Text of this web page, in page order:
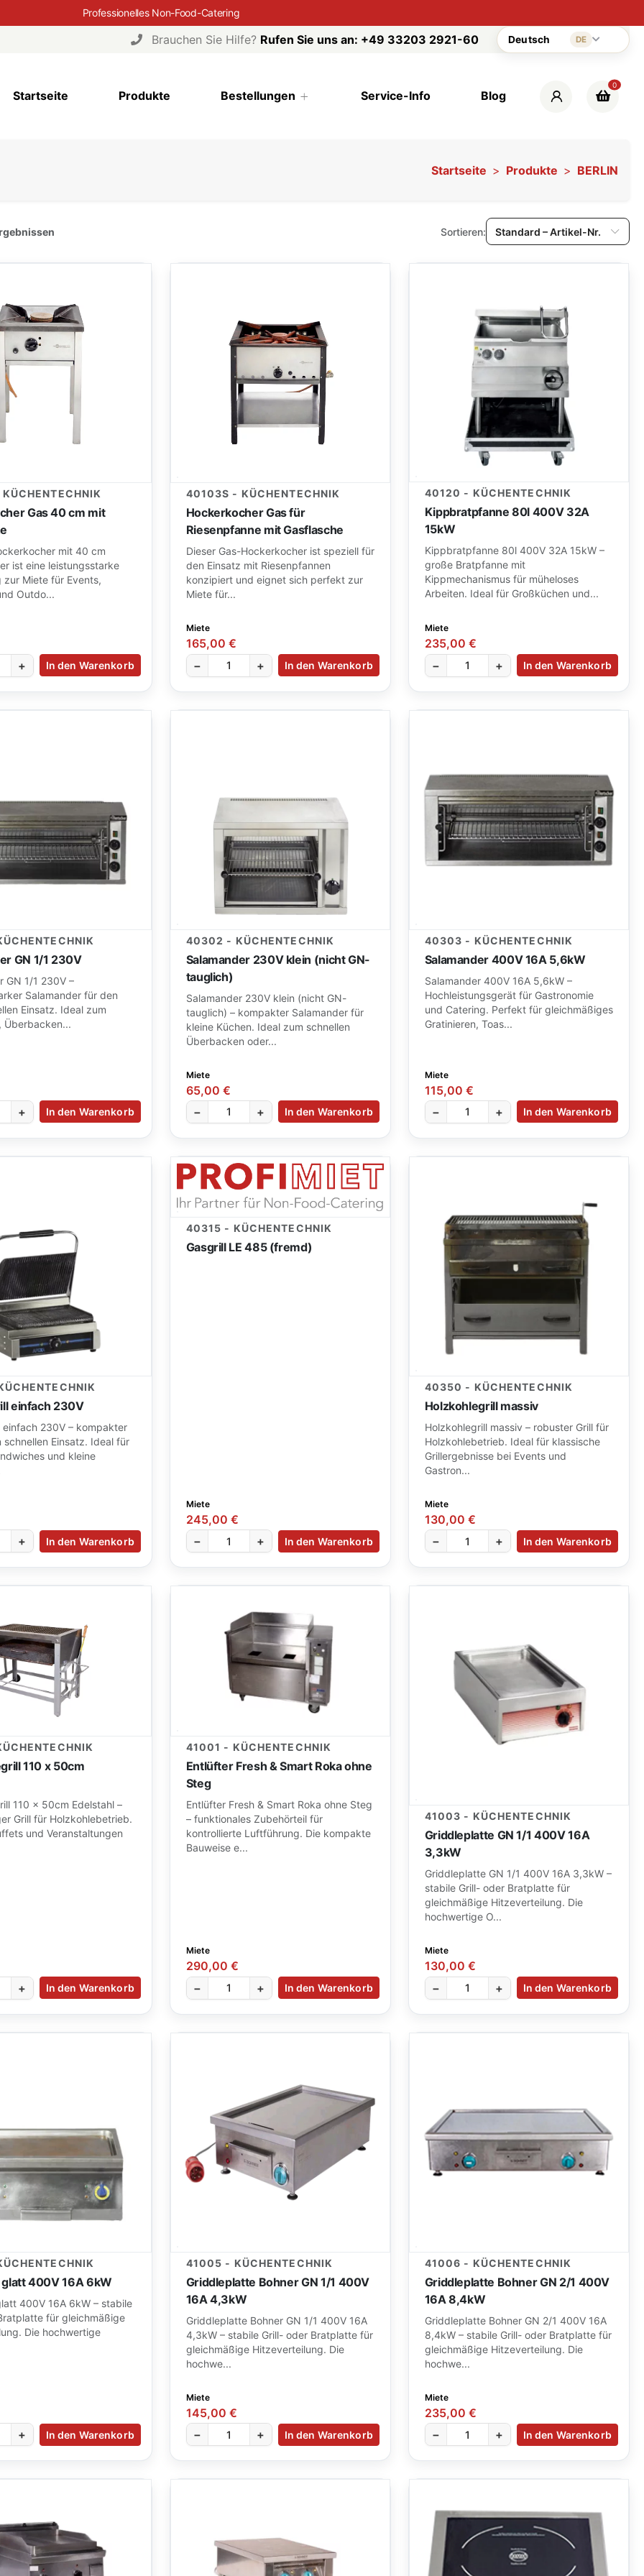
Professionelles Non-Food-Catering
Brauchen Sie Hilfe? Rufen Sie uns an: +49 33203 2921-60 Deutsch DE
Startseite Produkte Bestellungen Service-Info Blog
0
Startseite Produkte BERLIN
Sortieren: Standard – Artikel-Nr.
Gas 40 cm mit
mit 40 cm
ist eine leistungsstarke
zur Miete für Events,
Outdo...
+ In den Warenkorb
40103S - KÜCHENTECHNIK
Hockerkocher Gas für
Riesenpfanne mit Gasflasche
Dieser Gas-Hockerkocher ist speziell für
den Einsatz mit Riesenpfannen
konzipiert und eignet sich perfekt zur
Miete für...
Miete
165,00 €
−
+ In den Warenkorb
40120 - KÜCHENTECHNIK
Kippbratpfanne 80l 400V 32A
15kW
Kippbratpfanne 80l 400V 32A 15kW –
große Bratpfanne mit
Kippmechanismus für müheloses
Arbeiten. Ideal für Großküchen und...
Miete
235,00 €
−
+ In den Warenkorb
GN 1/1 230V
GN 1/1 230V –
Salamander für den
Einsatz. Ideal zum
Überbacken...
+ In den Warenkorb
40302 - KÜCHENTECHNIK
Salamander 230V klein (nicht GN-
tauglich)
Salamander 230V klein (nicht GN-
tauglich) – kompakter Salamander für
kleine Küchen. Ideal zum schnellen
Überbacken oder...
Miete
65,00 €
−
+ In den Warenkorb
40303 - KÜCHENTECHNIK
Salamander 400V 16A 5,6kW
Salamander 400V 16A 5,6kW –
Hochleistungsgerät für Gastronomie
und Catering. Perfekt für gleichmäßiges
Gratinieren, Toas...
Miete
115,00 €
−
+ In den Warenkorb
einfach 230V
einfach 230V – kompakter
schnellen Einsatz. Ideal für
und kleine
+ In den Warenkorb
40315 - KÜCHENTECHNIK
Gasgrill LE 485 (fremd)
Miete
245,00 €
−
+ In den Warenkorb
40350 - KÜCHENTECHNIK
Holzkohlegrill massiv
Holzkohlegrill massiv – robuster Grill für
Holzkohlebetrieb. Ideal für klassische
Grillergebnisse bei Events und
Gastron...
Miete
130,00 €
−
+ In den Warenkorb
110 x 50cm
110 x 50cm Edelstahl –
Grill für Holzkohlebetrieb.
und Veranstaltungen
+ In den Warenkorb
41001 - KÜCHENTECHNIK
Entlüfter Fresh & Smart Roka ohne
Steg
Entlüfter Fresh & Smart Roka ohne Steg
– funktionales Zubehörteil für
kontrollierte Luftführung. Die kompakte
Bauweise e...
Miete
290,00 €
−
+ In den Warenkorb
41003 - KÜCHENTECHNIK
Griddleplatte GN 1/1 400V 16A
3,3kW
Griddleplatte GN 1/1 400V 16A 3,3kW –
stabile Grill- oder Bratplatte für
gleichmäßige Hitzeverteilung. Die
hochwertige O...
Miete
130,00 €
−
+ In den Warenkorb
400V 16A 6kW
400V 16A 6kW – stabile
für gleichmäßige
Die hochwertige
+ In den Warenkorb
41005 - KÜCHENTECHNIK
Griddleplatte Bohner GN 1/1 400V
16A 4,3kW
Griddleplatte Bohner GN 1/1 400V 16A
4,3kW – stabile Grill- oder Bratplatte für
gleichmäßige Hitzeverteilung. Die
hochwe...
Miete
145,00 €
−
+ In den Warenkorb
41006 - KÜCHENTECHNIK
Griddleplatte Bohner GN 2/1 400V
16A 8,4kW
Griddleplatte Bohner GN 2/1 400V 16A
8,4kW – stabile Grill- oder Bratplatte für
gleichmäßige Hitzeverteilung. Die
hochwe...
Miete
235,00 €
−
+ In den Warenkorb